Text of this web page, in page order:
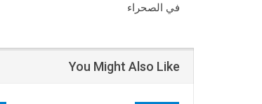
في الصحراء
You Might Also Like